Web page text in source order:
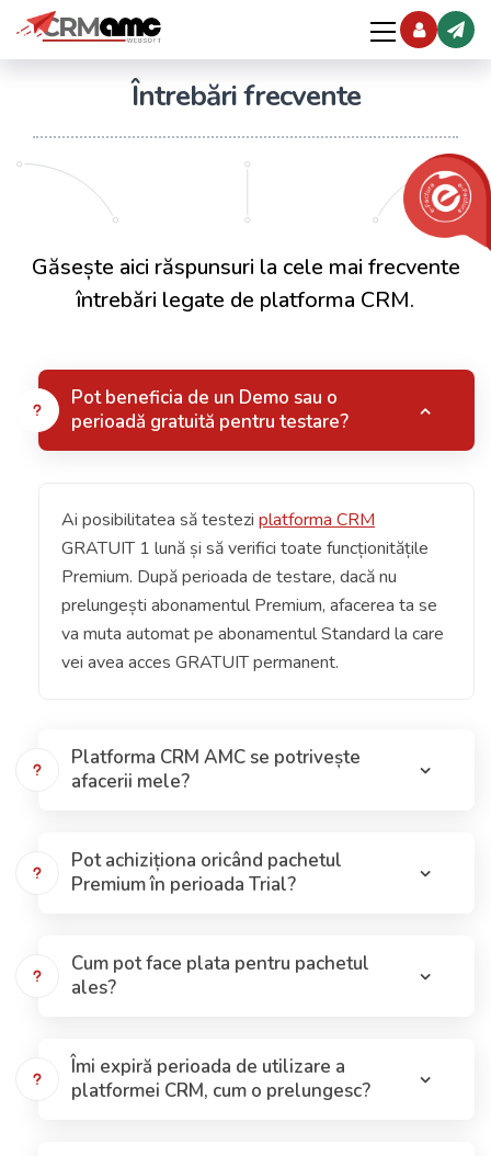
Întrebări frecvente
Găsește aici răspunsuri la cele mai frecvente
întrebări legate de platforma CRM.
Pot beneficia de un Demo sau o
perioadă gratuită pentru testare?
Ai posibilitatea să testezi platforma CRM
GRATUIT 1 lună și să verifici toate funcționitățile
Premium. După perioada de testare, dacă nu
prelungești abonamentul Premium, afacerea ta se
va muta automat pe abonamentul Standard la care
vei avea acces GRATUIT permanent.
Platforma CRM AMC se potrivește
afacerii mele?
Pot achiziționa oricând pachetul
Premium în perioada Trial?
Cum pot face plata pentru pachetul
ales?
Îmi expiră perioada de utilizare a
platformei CRM, cum o prelungesc?